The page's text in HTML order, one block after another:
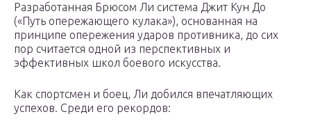
Разработанная Брюсом Ли система Джит Кун До
(«Путь опережающего кулака»), основанная на
принципе опережения ударов противника, до сих
пор считается одной из перспективных и
эффективных школ боевого искусства.
Как спортсмен и боец, Ли добился впечатляющих
успехов. Среди его рекордов: